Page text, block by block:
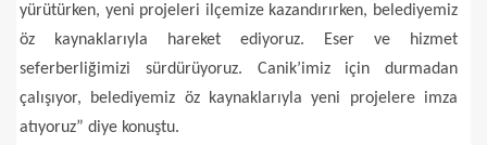
yürütürken, yeni projeleri ilçemize kazandırırken, belediyemiz
öz kaynaklarıyla hareket ediyoruz. Eser ve hizmet
seferberliğimizi sürdürüyoruz. Canik’imiz için durmadan
çalışıyor, belediyemiz öz kaynaklarıyla yeni projelere imza
atıyoruz” diye konuştu.